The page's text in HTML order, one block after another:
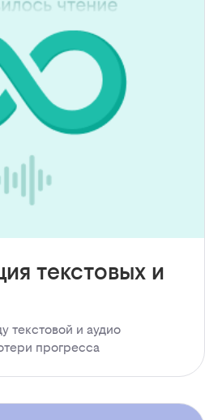
текстовых и
текстовой и аудио
прогресса